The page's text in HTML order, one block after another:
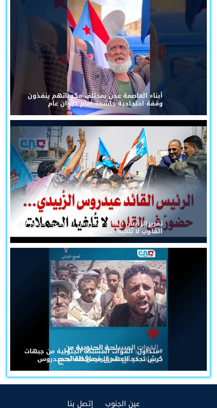
أبناء العاصمة عدن بمختلف مكوناتهم ينفذون
وقفة احتجاجية حاشدة أمام ديوان عام
تقريرالرئيس القائد عيدروس الزُبيدي... حضورٌ في
القلوب لا تُلغيه الحملات
#متداول: القوات المسلحة الجنوبية من جبهات
كرش تجدد العهد للرئيس القائد عيدروس
عين الجنوب إتصل بنا